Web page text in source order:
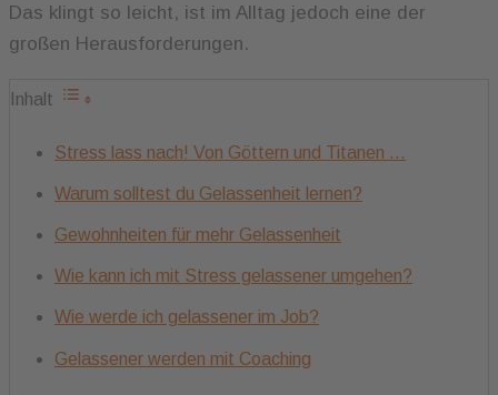
Das klingt so leicht, ist im Alltag jedoch eine der
großen Herausforderungen.
Inhalt
Stress lass nach! Von Göttern und Titanen ...
Warum solltest du Gelassenheit lernen?
Gewohnheiten für mehr Gelassenheit
Wie kann ich mit Stress gelassener umgehen?
Wie werde ich gelassener im Job?
Gelassener werden mit Coaching